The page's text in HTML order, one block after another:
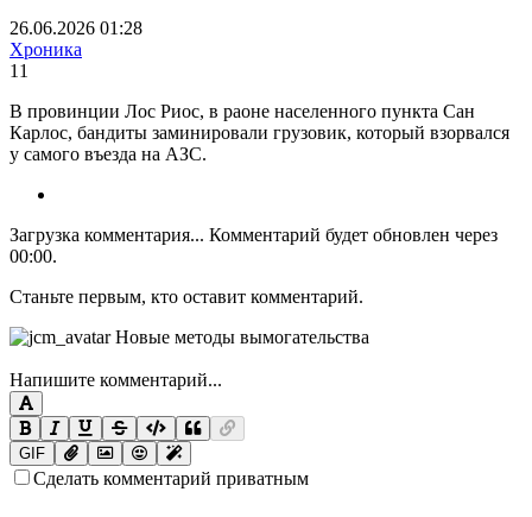
26.06.2026 01:28
Хроника
1 1
В провинции Лос Риос, в раоне населенного пункта Сан
Карлос, бандиты заминировали грузовик, который взорвался
у самого въезда на АЗС.
Загрузка комментария... Комментарий будет обновлен через
00:00.
Станьте первым, кто оставит комментарий.
Напишите комментарий...
GIF
Сделать комментарий приватным